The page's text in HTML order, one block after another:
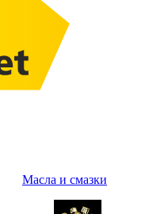
Масла и смазки